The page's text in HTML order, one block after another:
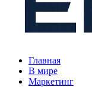
Главная
В мире
Маркетинг